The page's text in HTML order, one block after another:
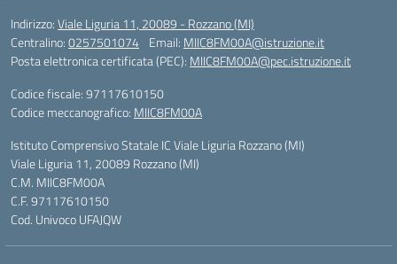
Indirizzo:Viale Liguria 11, 20089 - Rozzano (MI)
Centralino:0257501074 Email: MIIC8FM00A@istruzione.it
Posta elettronica certificata (PEC): MIIC8FM00A@pec.istruzione.it
Codice fiscale: 97117610150
Codice meccanografico: MIIC8FM00A
Istituto Comprensivo Statale IC Viale Liguria Rozzano (MI)
Viale Liguria 11, 20089 Rozzano (MI)
C.M. MIIC8FM00A
C.F. 97117610150
Cod. Univoco UFAJQW